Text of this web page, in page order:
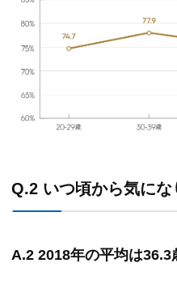
Q.2 いつ頃から気にな
A.2 2018年の平均は36.3